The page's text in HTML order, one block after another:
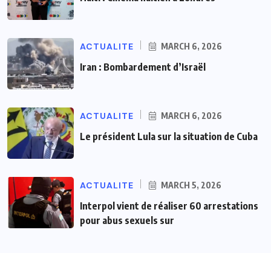
ACTUALITE MARCH 6, 2026
Iran : Bombardement d’Israël
ACTUALITE MARCH 6, 2026
Le président Lula sur la situation de Cuba
ACTUALITE MARCH 5, 2026
Interpol vient de réaliser 60 arrestations
pour abus sexuels sur